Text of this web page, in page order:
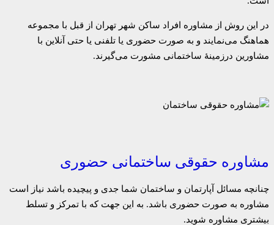
در این روش از مشاوره افراد ساکن شهر تهران از قبل با مجموعه
هماهنگ می‌نمایند و به صورت حضوری یا تلفنی یا حتی آنلاین با
مشاورین درزمینهٔ ساختمانی مشورت می‌گیرند.
مشاوره حقوقی ساختمانی حضوری
چنانچه مسائل آپارتمان و ساختمان شما جدی و پیچیده‌ باشد نیاز است
مشاوره به صورت حضوری باشد. به این جهت که با تمرکز و تسلط
بیشتری مشاوره شوید.